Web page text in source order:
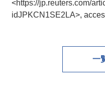
<https://jp.reuters.com/
idJPKCN1SE2LA>,
一